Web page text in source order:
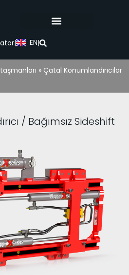
| EN|
» Çatal Konumlandırıcılar
/ Bağımsız Sideshift